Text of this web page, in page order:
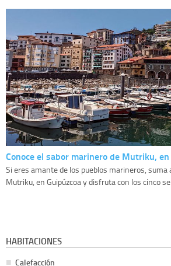
Conoce el sabor marinero de Mutriku,
Si eres amante de los pueblos marineros, suma
Mutriku, en Guipúzcoa y disfruta con los cinco
HABITACIONES
Calefacción